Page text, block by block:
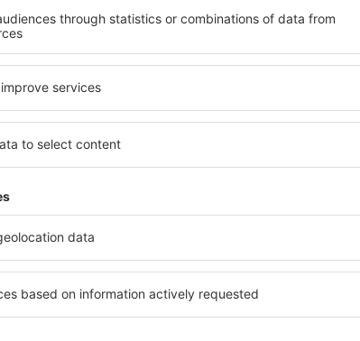
di Trento?
di Trento te vinden, is
voor
met een
gegarandeerd wat
- selecteer uw
voeg dan het
klaar! De
beschikbare
U kunt vervolgens
stadscentrum, de
Welke faciliteiten
Vezzano di Trento?
Hotels in Vezzano di
en faciliteiten voor hun
gratis wifi,
kamer, restaurants, een
kinderen, gratis parkeren
meest interessante
sommige locaties bieden
luchthaven aan. Soms
topattracties in Vezzano di